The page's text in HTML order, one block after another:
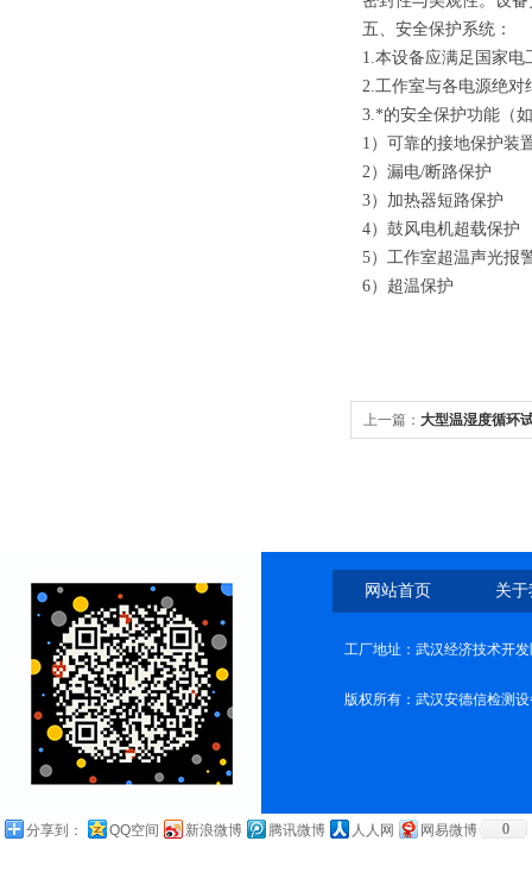
五、安全保护系统：
1.本设备应满足国家
2.工作室与各电源绝
3.*的安全保护功能（
1）可靠的接地保护装
2）漏电/断路保护
3）加热器短路保护
4）鼓风电机超载保护
5）工作室超温声光报
6）超温保护
上一篇： 大型温湿度循环
网站首页 关
工厂地址：武汉经济技术开
版权所有：武汉安德信检测
分享到： QQ空间 新浪微博 腾讯微博 人人网 网易微博 0